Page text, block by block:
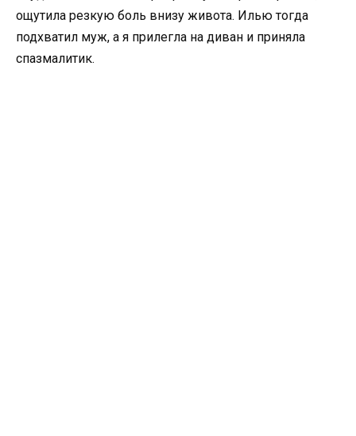
ощутила резкую боль внизу живота. Илью тогда
подхватил муж, а я прилегла на диван и приняла
спазмалитик.